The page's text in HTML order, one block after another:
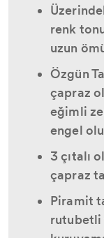
renk
uzun
Özgün
çapraz
eğimli
engel
3 çıtalı
çapraz
Piramit
rutubetli